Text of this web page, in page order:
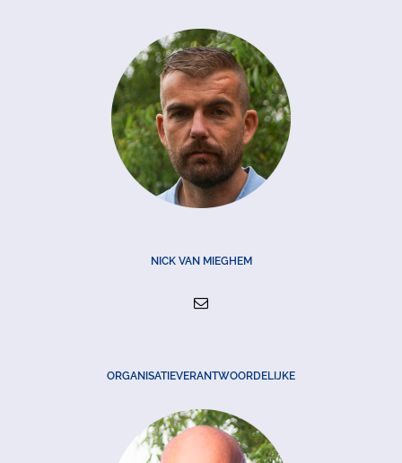
NICK VAN MIEGHEM
ORGANISATIEVERANTWOORDELIJKE